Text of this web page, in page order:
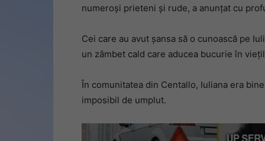
numeroși prieteni și rude, a anunțat cu
Cei care au avut șansa să o cunoască pe
un zâmbet cald care aducea bucurie în
În comunitatea din Centallo, Iuliana era
imposibil de umplut.